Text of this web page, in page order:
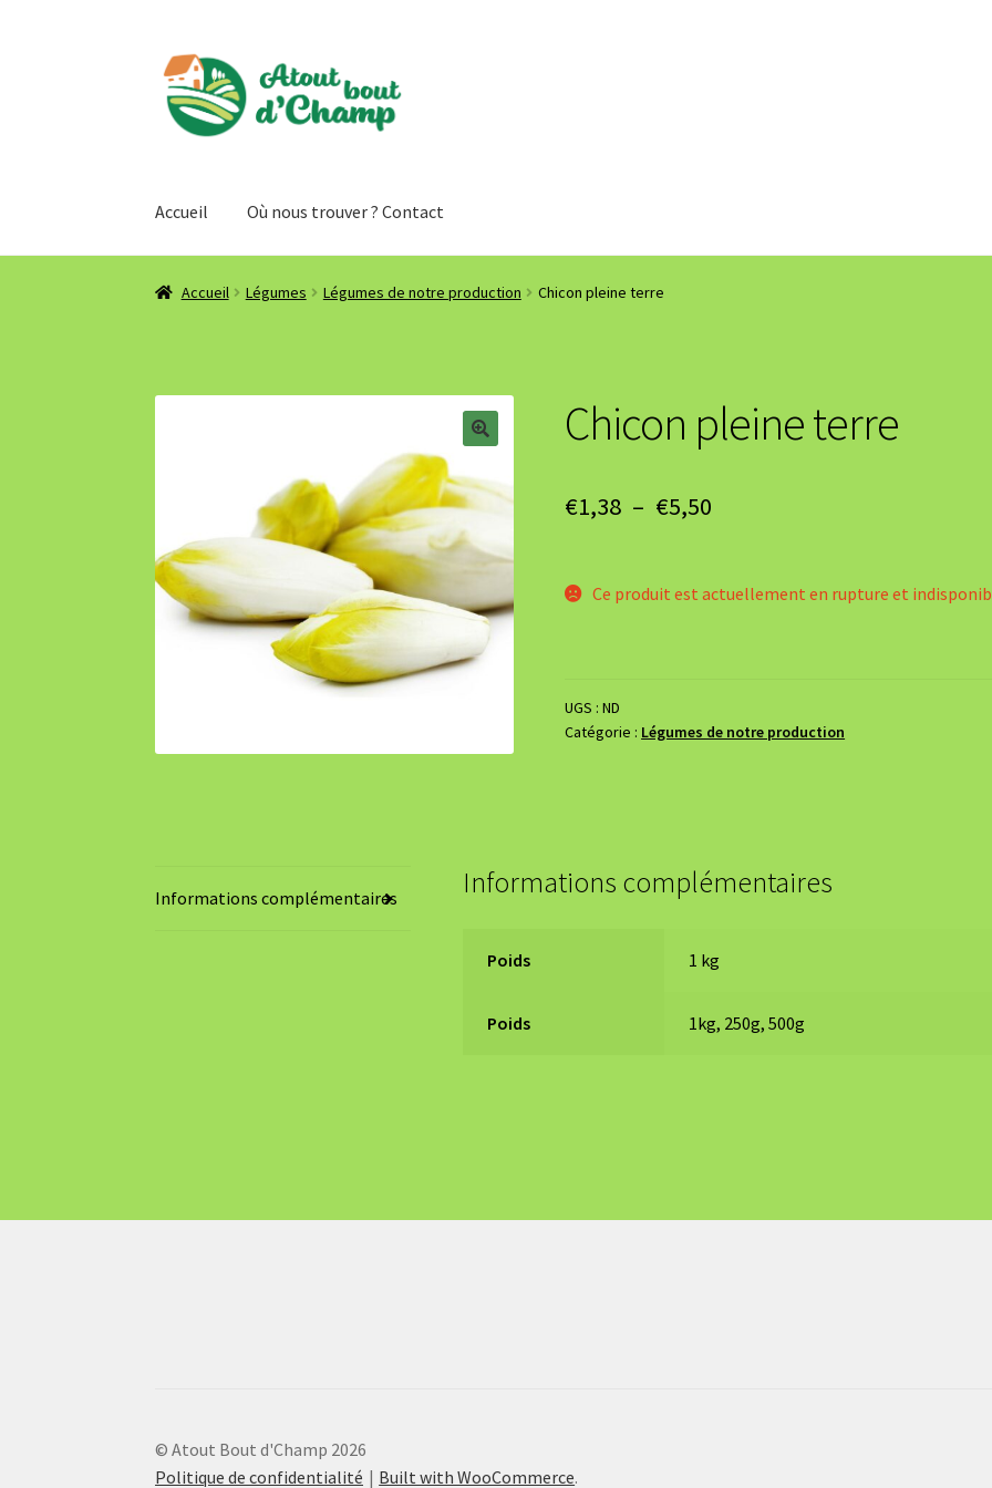
Aller
la
navigation
Aller
au
contenu
Accueil Où nous trouver ? Contact
Accueil Légumes Légumes de notre production Chicon pleine terre
Chicon pleine terre
€1,38 – €5,50
prix :
Ce produit est actuellement en rupture et
UGS :ND
Catégorie : Légumes de notre production
Informations complémentaires Informations complémentaires
Poids 1 kg
Poids 1kg, 250g, 500g
© Atout Bout d'Champ 2026
Politique de confidentialité
Built with WooCommerce.